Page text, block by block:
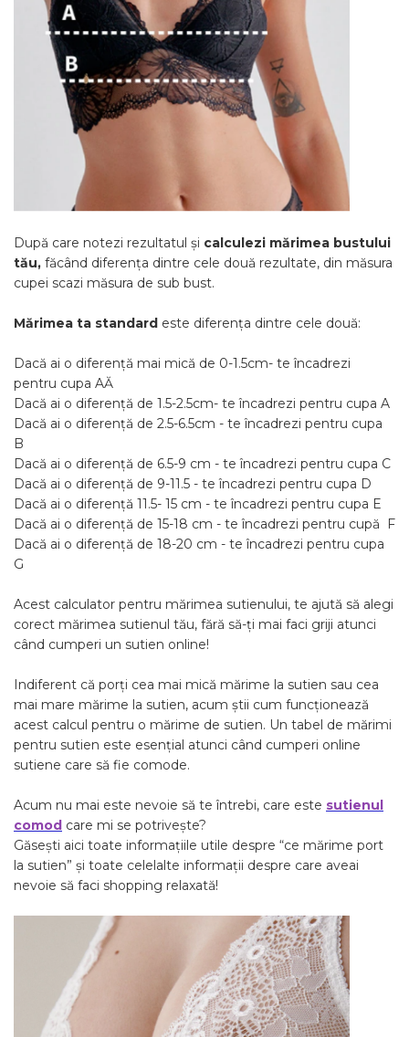
După care notezi rezultatul și calculezi mărimea bustului
tău, făcând diferența dintre cele două rezultate, din măsura
cupei scazi măsura de sub bust.
Mărimea ta standard este diferența dintre cele două:
Dacă ai o diferență mai mică de 0-1.5cm- te încadrezi
pentru cupa AĂ
Dacă ai o diferență de 1.5-2.5cm- te încadrezi pentru cupa A
Dacă ai o diferență de 2.5-6.5cm - te încadrezi pentru cupa
B
Dacă ai o diferență de 6.5-9 cm - te încadrezi pentru cupa C
Dacă ai o diferență de 9-11.5 - te încadrezi pentru cupa D
Dacă ai o diferență 11.5- 15 cm - te încadrezi pentru cupa E
Dacă ai o diferență de 15-18 cm - te încadrezi pentru cupă F
Dacă ai o diferență de 18-20 cm - te încadrezi pentru cupa
G
Acest calculator pentru mărimea sutienului, te ajută să alegi
corect mărimea sutienul tău, fără să-ți mai faci griji atunci
când cumperi un sutien online!
Indiferent că porți cea mai mică mărime la sutien sau cea
mai mare mărime la sutien, acum știi cum funcționează
acest calcul pentru o mărime de sutien. Un tabel de mărimi
pentru sutien este esențial atunci când cumperi online
sutiene care să fie comode.
Acum nu mai este nevoie să te întrebi, care este sutienul
comod care mi se potrivește?
Găsești aici toate informațiile utile despre “ce mărime port
la sutien” și toate celelalte informații despre care aveai
nevoie să faci shopping relaxată!